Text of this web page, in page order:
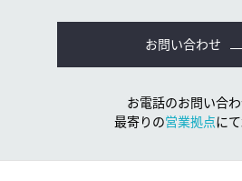
お問い合わせ
お電話のお問い合わ
最寄りの営業拠点に